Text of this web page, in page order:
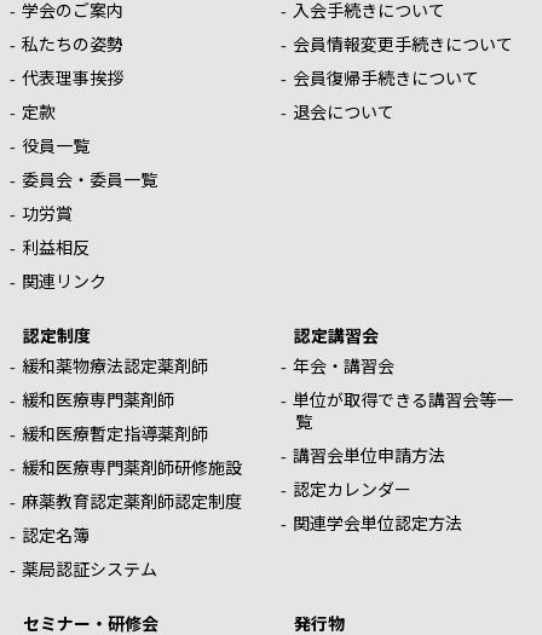
学会のご案内
私たちの姿勢
代表理事挨拶
定款
役員一覧
委員会・委員一覧
功労賞
利益相反
関連リンク
入会手続きについて
会員情報変更手続きについて
会員復帰手続きについて
退会について
認定制度
緩和薬物療法認定薬剤師
緩和医療専門薬剤師
緩和医療暫定指導薬剤師
緩和医療専門薬剤師研修施設
麻薬教育認定薬剤師認定制度
認定名簿
薬局認証システム
認定講習会
年会・講習会
単位が取得できる講習会等一
覧
講習会単位申請方法
認定カレンダー
関連学会単位認定方法
セミナー・研修会 発行物